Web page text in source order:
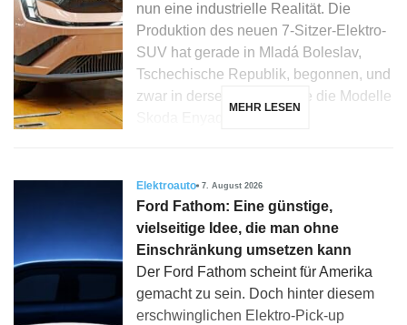
nun eine industrielle Realität. Die
Produktion des neuen 7-Sitzer-Elektro-
SUV hat gerade in Mladá Boleslav,
Tschechische Republik, begonnen, und
zwar in derselben Linie wie die Modelle
MEHR LESEN
Elektroauto 7. August 2026
Ford Fathom: Eine günstige,
vielseitige Idee, die man ohne
Einschränkung umsetzen kann
Der Ford Fathom scheint für Amerika
gemacht zu sein. Doch hinter diesem
erschwinglichen Elektro-Pick-up